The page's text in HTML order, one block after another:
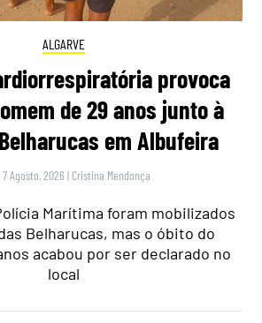
ALGARVE
provoca
de 29 anos junto à
em Albufeira
Agosto, 2026 | Cristina Mendonça
Marítima foram mobilizados
Belharucas, mas o óbito do
acabou por ser declarado no
local